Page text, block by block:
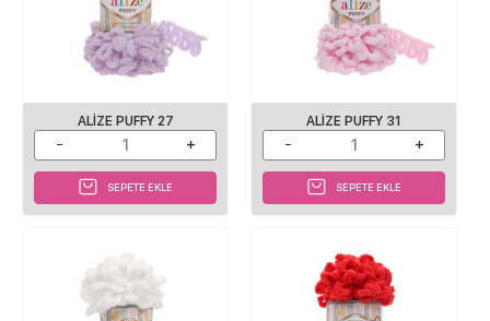
ALIZE PUFFY 27
SEPETE EKLE
ALIZE PUFFY 31
SEPETE EKLE